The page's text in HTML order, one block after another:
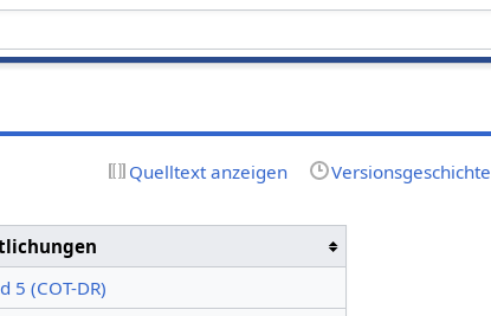
Quelltext anzeigen Versionsgeschichte
5 (COT-DR)